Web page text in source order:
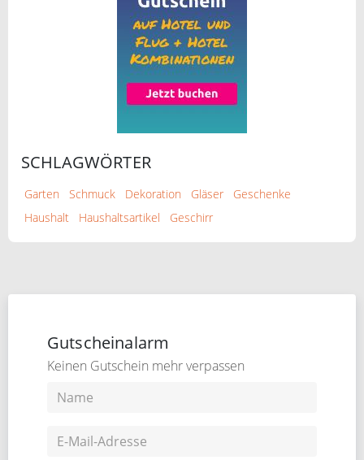
SCHLAGWÖRTER
Garten Schmuck Dekoration Gläser
Geschenke
Haushalt
Haushaltsartikel Geschirr
Gutscheinalarm
Keinen Gutschein mehr verpassen